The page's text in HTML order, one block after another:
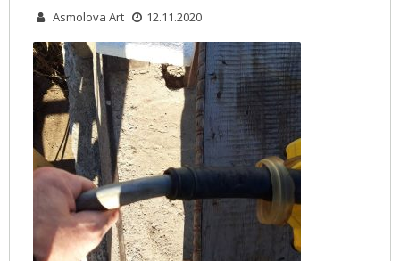
Asmolova Art 12.11.2020